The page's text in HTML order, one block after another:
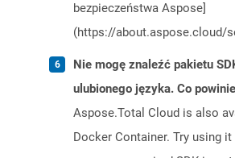
bezpieczeństwa Aspose]
(https://about.aspose.cloud/
Nie mogę znaleźć pakietu
ulubionego języka. Co
Aspose.Total Cloud is also
Docker Container. Try using